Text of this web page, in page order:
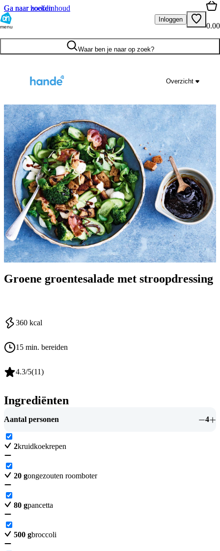
Ga naar hoofdinhoud
Ga naar zoeken
menu
Inloggen
0.00
Waar ben je naar op zoek?
Overzicht
Groene groentesalade met stroopdressing
360 kcal
15 min. bereiden
4.3/5(11)
Ingrediënten
Aantal personen 4
2kruidkoekrepen
20 gongezouten roomboter
80 gpancetta
500 gbroccoli